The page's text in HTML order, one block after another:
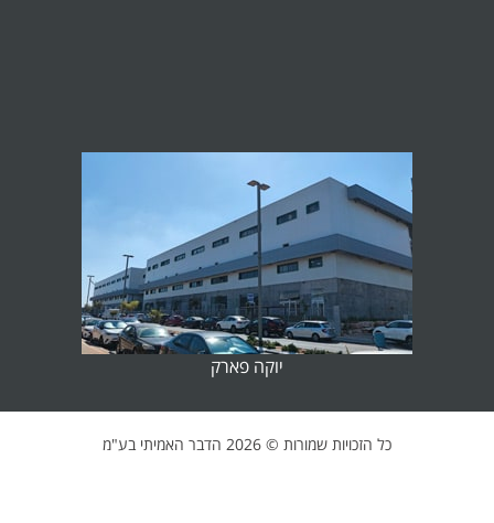
יוקה פארק
כל הזכויות שמורות © 2026 הדבר האמיתי בע"מ